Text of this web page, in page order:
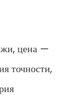
цена —
точности,